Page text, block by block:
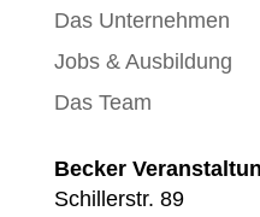
Das Unternehmen
Jobs & Ausbildung
Das Team
Becker
Schillerstr. 89